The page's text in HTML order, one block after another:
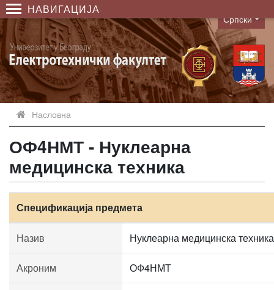
НАВИГАЦИЈА
Language
Српски
Насловна
ОФ4НМТ - Нуклеарна
медицинска техника
Спецификација предмета
Назив Нуклеарна медицинска техника
Акроним ОФ4НМТ